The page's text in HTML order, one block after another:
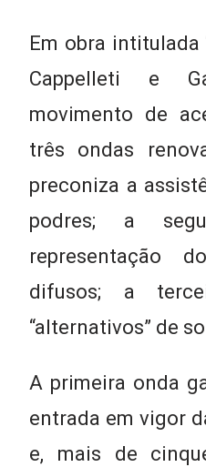
Em obra intitulada
Cappelleti e
movimento de
três ondas
preconiza a
podres; a
representação
difusos; a
“alternativos” de
A primeira onda
entrada em vigor
e, mais de